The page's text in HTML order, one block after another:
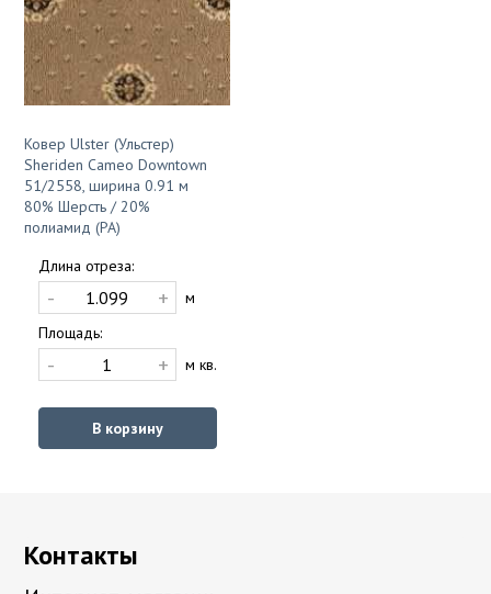
Ковер Ulster (Ульстер)
Sheriden Cameo Downtown
51/2558, ширина 0.91 м
80% Шерсть / 20%
полиамид (PA)
Длина отреза:
- +
м
Площадь:
- + м кв.
В корзину
Контакты